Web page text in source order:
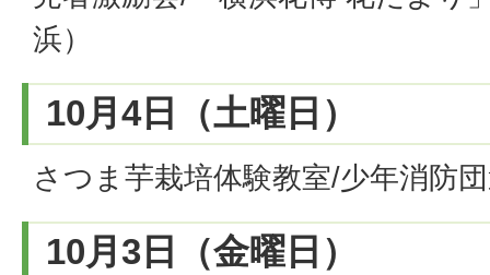
浜）
10月4日（土曜日）
さつま芋栽培体験教室/少年消防
10月3日（金曜日）